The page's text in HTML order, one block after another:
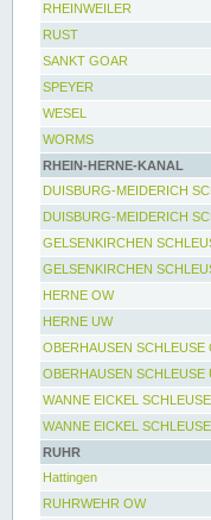
RHEINWEILER
RUST
SANKT GOAR
SPEYER
WESEL
WORMS
RHEIN-HERNE-KANAL
DUISBURG-MEIDERICH
DUISBURG-MEIDERICH
GELSENKIRCHEN
GELSENKIRCHEN
HERNE OW
HERNE UW
OBERHAUSEN SCHLEUSE
OBERHAUSEN SCHLEUSE
WANNE EICKEL
WANNE EICKEL
RUHR
Hattingen
RUHRWEHR OW